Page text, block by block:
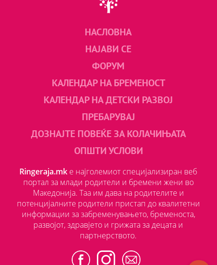
НАСЛОВНА
НАЈАВИ СЕ
ФОРУМ
КАЛЕНДАР НА БРЕМЕНОСТ
КАЛЕНДАР НА ДЕТСКИ РАЗВОЈ
ПРЕБАРУВАЈ
ДОЗНАЈТЕ ПОВЕЌЕ ЗА КОЛАЧИЊАТА
ОПШТИ УСЛОВИ
Ringeraja.mk е најголемиот специјализиран веб
портал за млади родители и бремени жени во
Македонија. Таа им дава на родителите и
потенцијалните родители пристап до квалитетни
информации за забременувањето, бременоста,
развојот, здравјето и грижата за децата и
партнерството.